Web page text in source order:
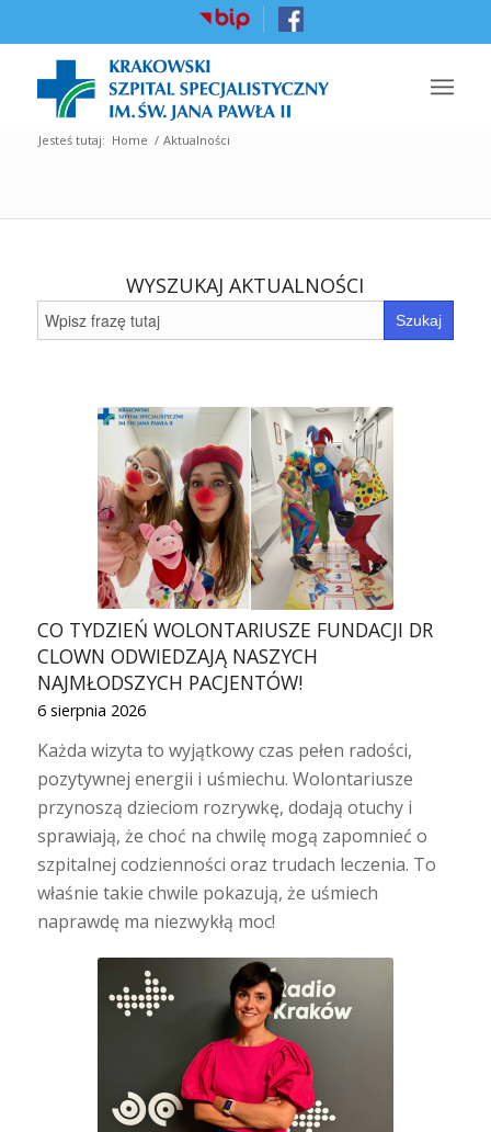
Jesteś tutaj: Home / Aktualności
WYSZUKAJ AKTUALNOŚCI
Search
for:
CO TYDZIEŃ WOLONTARIUSZE FUNDACJI DR
CLOWN ODWIEDZAJĄ NASZYCH
NAJMŁODSZYCH PACJENTÓW!
6 sierpnia 2026
Każda wizyta to wyjątkowy czas pełen radości,
pozytywnej energii i uśmiechu. Wolontariusze
przynoszą dzieciom rozrywkę, dodają otuchy i
sprawiają, że choć na chwilę mogą zapomnieć o
szpitalnej codzienności oraz trudach leczenia. To
właśnie takie chwile pokazują, że uśmiech
naprawdę ma niezwykłą moc!